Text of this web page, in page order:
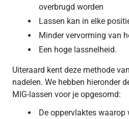
overbrugd worden
Lassen kan in elke
Minder vervorming van
Een hoge lassnelheid.
Uiteraard kent deze methode
nadelen. We hebben hieronder
MIG-lassen voor je opgesomd:
De oppervlaktes waarop